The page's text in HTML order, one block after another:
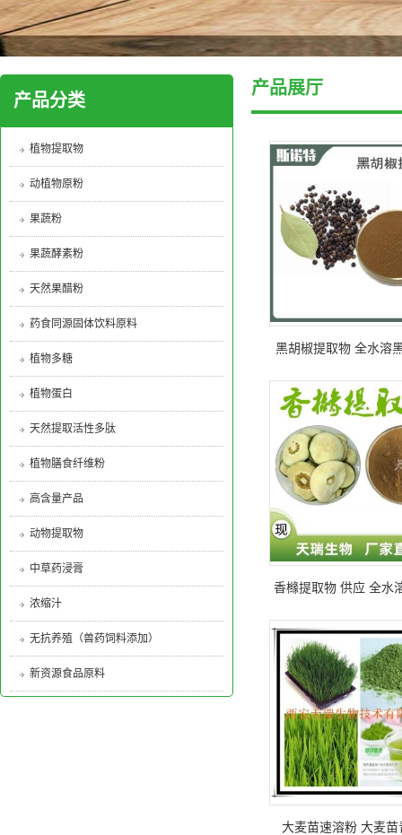
产品分类
植物提取物
动植物原粉
果蔬粉
果蔬酵素粉
天然果醋粉
药食同源固体饮料原料
植物多糖
植物蛋白
天然提取活性多肽
植物膳食纤维粉
高含量产品
动物提取物
中草药浸膏
浓缩汁
无抗养殖（兽药饲料添加）
新资源食品原料
产品展厅
黑胡椒提取物 全水溶
香橼提取物 供应 全水
大麦苗速溶粉 大麦苗